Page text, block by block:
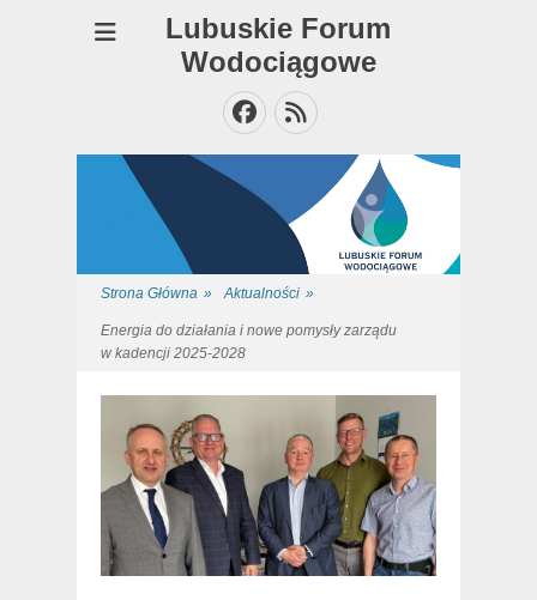
Lubuskie Forum
Wodociągowe
Facebook
Feed
Strona Główna » Aktualności »
Energia do działania i nowe pomysły zarządu
w kadencji 2025-2028